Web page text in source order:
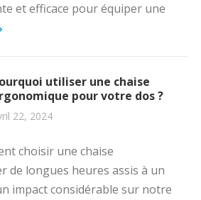
et efficace pour équiper une
utiliser une chaise
pour votre dos ?
22, 2024
choisir une chaise
de longues heures assis à un
impact considérable sur notre